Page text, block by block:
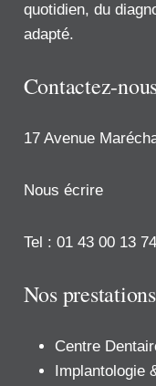
quotidien, du
adapté.
Contactez-
17 Avenue
Nous écrire
Tel : 01 43 00 13 74
Nos
Centre
Implantologie